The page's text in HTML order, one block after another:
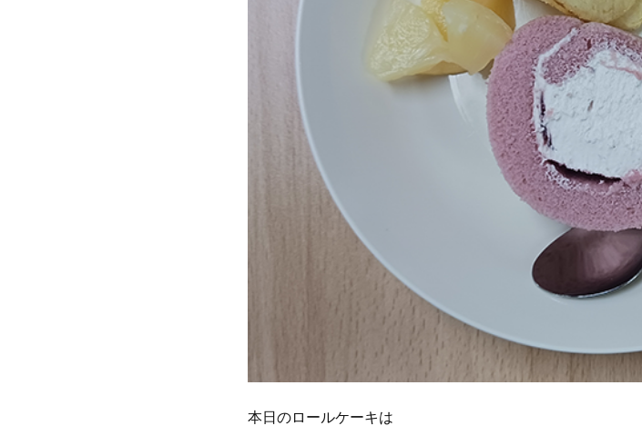
本日のロールケーキは